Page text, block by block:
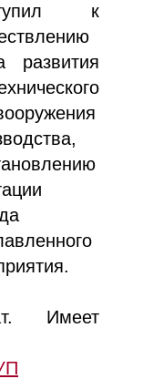
к
развития
Имеет